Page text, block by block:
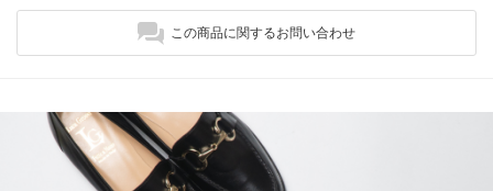
この商品に関するお問い合わせ